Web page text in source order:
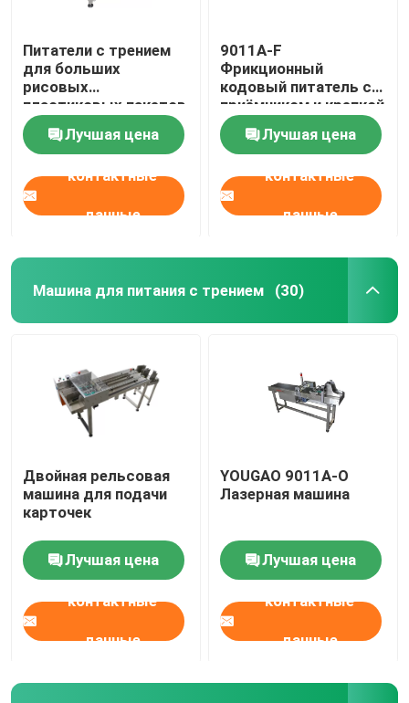
Питатели с трением
для больших
рисовых
пластиковых пакетов
Лучшая цена
контактные
данные
9011A-F
Фрикционный
кодовый питатель с
приёмником и крепкой
принтера
Лучшая цена
контактные
данные
Машина для питания с трением (30)
Двойная рельсовая
машина для подачи
карточек
Лучшая цена
контактные
данные
YOUGAO 9011A-O
Лазерная машина
Лучшая цена
контактные
данные